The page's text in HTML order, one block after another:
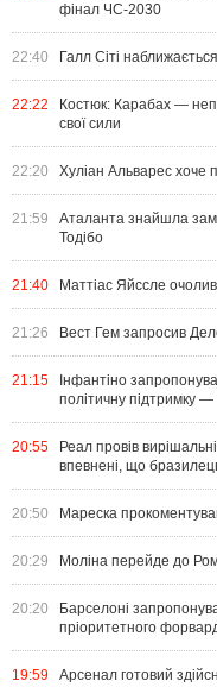
фінал ЧС-2030
22:40 Галл Сіті
22:22
Костюк: Карабах —
свої сили
22:20 Хуліан Альварес хоче
21:59
Аталанта знайшла
Тодібо
21:40 Маттіас Яйссле
21:26 Вест Гем запросив
21:15
Інфантіно
політичну підтримку
20:55
Реал провів
впевнені, що
20:50 Мареска
20:29 Моліна перейде до
20:20
Барселоні
пріоритетного
19:59
Арсенал готовий